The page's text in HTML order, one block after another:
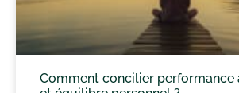
Comment concilier performance